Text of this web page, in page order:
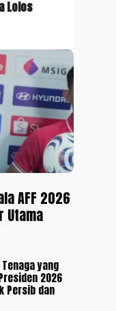
Lolos
AFF 2026
Utama
yang
2026
Persib dan